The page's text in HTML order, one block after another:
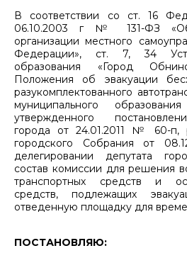
В соответствии со ст. 16
06.10.2003 г № 131-ФЗ
организации местного
Федерации», ст. 7, 34
образования «Город
Положения об эвакуации
разукомплектованного
муниципального
утвержденного
города от 24.01.2011 № 60-п,
городского Собрания от
делегировании депутата
состав комиссии для решения
транспортных средств и
средств, подлежащих
отведенную площадку для
ПОСТАНОВЛЯЮ: